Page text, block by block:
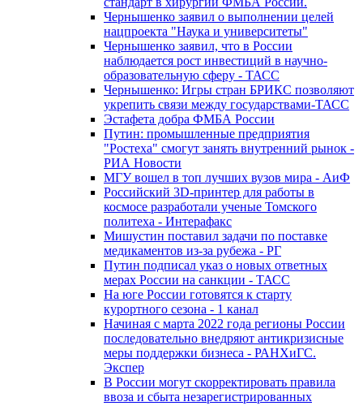
Чернышенко заявил о выполнении целей
нацпроекта "Наука и университеты"
Чернышенко заявил, что в России
наблюдается рост инвестиций в научно-
образовательную сферу - ТАСС
Чернышенко: Игры стран БРИКС позволяют
укрепить связи между государствами-ТАСС
Эстафета добра ФМБА России
Путин: промышленные предприятия
"Ростеха" смогут занять внутренний рынок -
РИА Новости
МГУ вошел в топ лучших вузов мира - АиФ
Российский 3D-принтер для работы в
космосе разработали ученые Томского
политеха - Интерафакс
Мишустин поставил задачи по поставке
медикаментов из-за рубежа - РГ
Путин подписал указ о новых ответных
мерах России на санкции - ТАСС
На юге России готовятся к старту
курортного сезона - 1 канал
Начиная с марта 2022 года регионы России
последовательно внедряют антикризисные
меры поддержки бизнеса - РАНХиГС.
Экспер
В России могут скорректировать правила
ввоза и сбыта незарегистрированных